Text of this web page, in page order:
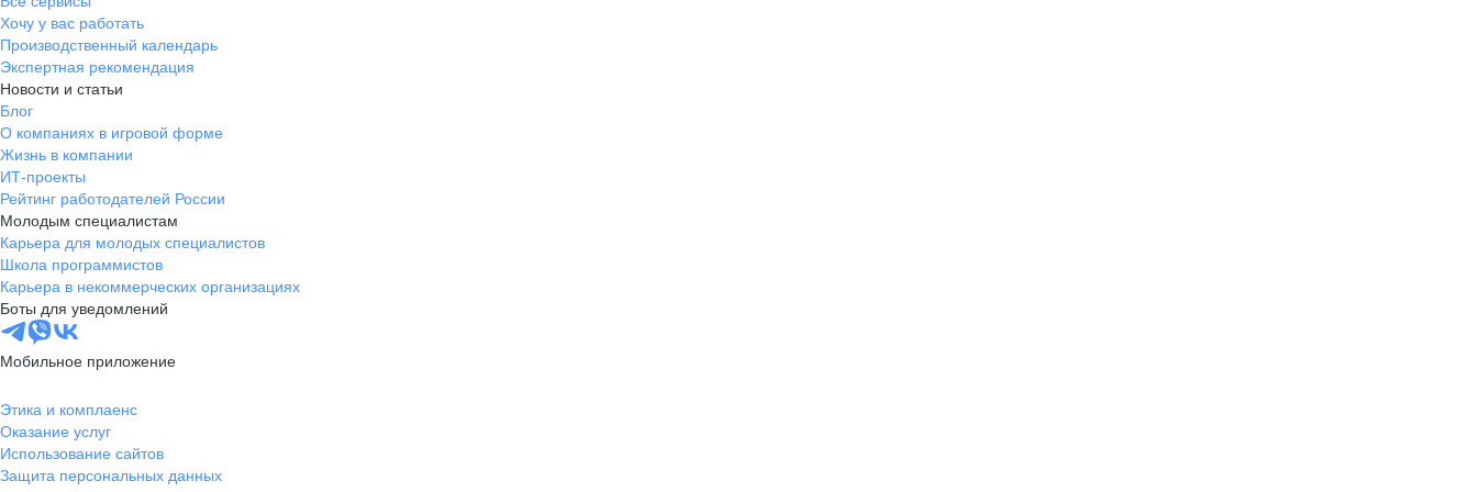
Хочу у вас работать
Производственный календарь
Экспертная рекомендация
Новости и статьи
Блог
О компаниях в игровой форме
Жизнь в компании
ИТ-проекты
Рейтинг работодателей России
Молодым специалистам
Карьера для молодых специалистов
Школа программистов
Карьера в некоммерческих организациях
Боты для уведомлений
Мобильное приложение
Этика и комплаенс
Оказание услуг
Использование сайтов
Защита персональных данных